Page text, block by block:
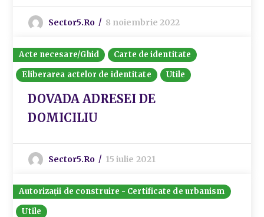
Sector5.ro 8 noiembrie 2022
Acte necesare/Ghid
Carte de identitate
Eliberarea actelor de identitate
Utile
DOVADA ADRESEI DE
DOMICILIU
Sector5.ro 15 iulie 2021
Autorizații de construire - Certificate de urbanism
Utile